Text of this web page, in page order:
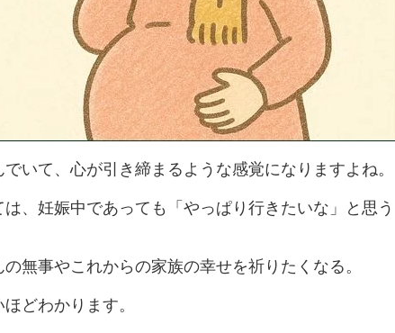
いて、心が引き締まるような感覚になりますよね。
、妊娠中であっても「やっぱり行きたいな」と思う
無事やこれからの家族の幸せを祈りたくなる。
どわかります。